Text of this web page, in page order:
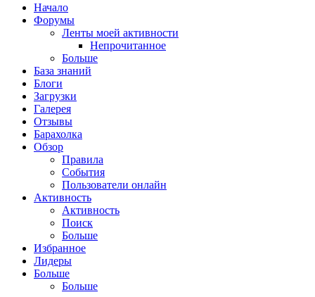
Начало
Форумы
Ленты моей активности
Непрочитанное
Больше
База знаний
Блоги
Загрузки
Галерея
Отзывы
Барахолка
Обзор
Правила
События
Пользователи онлайн
Активность
Активность
Поиск
Больше
Избранное
Лидеры
Больше
Больше